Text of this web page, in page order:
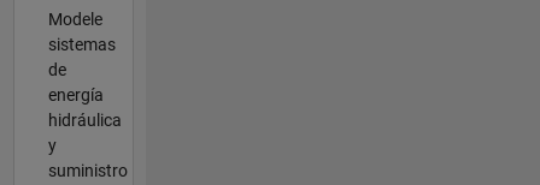
Modele
sistemas
de
energía
hidráulica
y
suministro